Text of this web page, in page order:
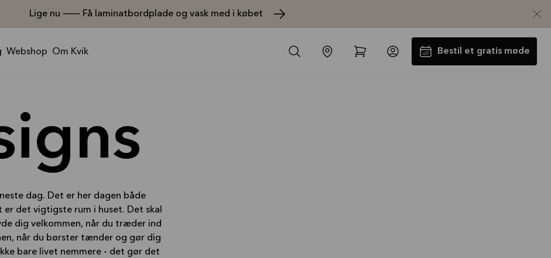
Lige nu — Få laminatbordplade og vask med i købet
Webshop Om Kvik Bestil et gratis møde
dag. Det er her dagen både
det vigtigste rum i huset. Det skal
dig velkommen, når du træder ind
når du børster tænder og gør dig
bare livet nemmere - det gør det